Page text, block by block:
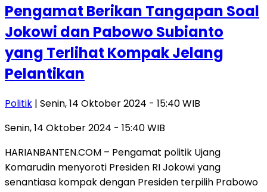
Pengamat Berikan Tangapan Soal
Jokowi dan Pabowo Subianto
yang Terlihat Kompak Jelang
Pelantikan
Politik | Senin, 14 Oktober 2024 - 15:40 WIB
Senin, 14 Oktober 2024 - 15:40 WIB
HARIANBANTEN.COM – Pengamat politik Ujang
Komarudin menyoroti Presiden RI Jokowi yang
senantiasa kompak dengan Presiden terpilih Prabowo